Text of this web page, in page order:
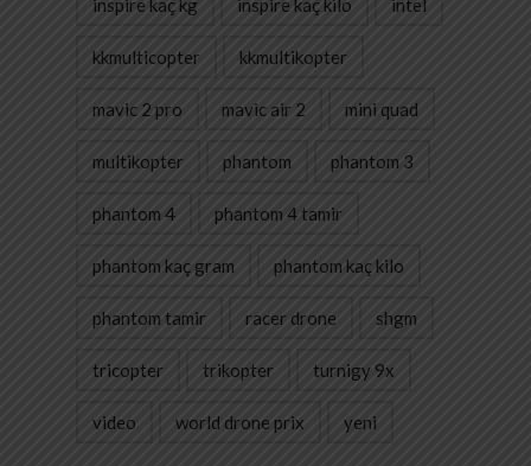
inspire kaç kg inspire kaç kilo intel
kkmulticopter kkmultikopter
mavic 2 pro mavic air 2 mini quad
multikopter phantom phantom 3
phantom 4 phantom 4 tamir
phantom kaç gram phantom kaç kilo
phantom tamir racer drone shgm
tricopter trikopter turnigy 9x
video world drone prix yeni